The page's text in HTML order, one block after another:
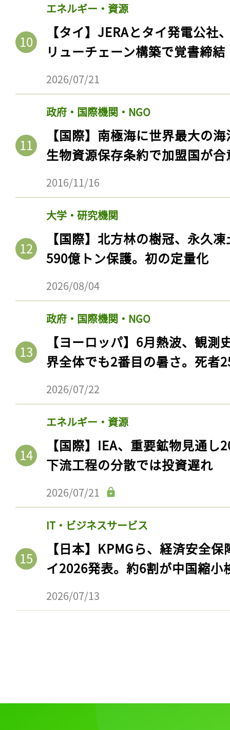
エネルギー・資源
【タイ】JERAとタイ発電公社
リューチェーン構築で覚書締結
2026/07/21
政府・国際機関・NGO
【国際】南極海に世界最大の
生物資源保存条約で加盟国が合
2016/11/16
大学・研究機関
【国際】北方林の樹冠、永久
590億トン保護。初の定量化
2026/08/04
政府・国際機関・NGO
【ヨーロッパ】6月熱波、観
界全体でも2番目の暑さ。死者
2026/07/22
エネルギー・資源
【国際】IEA、重要鉱物見通
下流工程の分散では投資遅れ
2026/07/21
IT・ビジネスサービス
【日本】KPMGら、経済安全
イ2026発表。約6割が中国縮小
2026/07/13